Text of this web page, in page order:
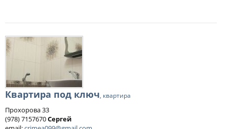
Квартира под ключ, квартира
Прохорова 33
(978) 7157670Сергей